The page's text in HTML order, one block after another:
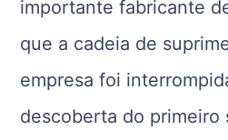
importante fabricante
que a cadeia de
empresa foi
descoberta do primeiro